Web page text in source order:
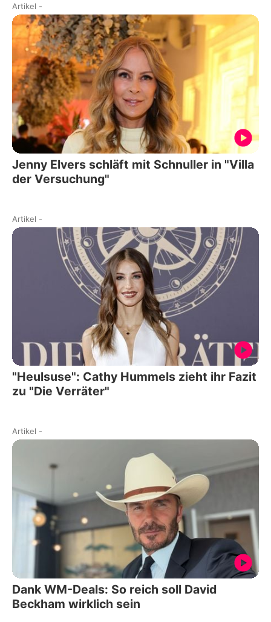
Artikel -
Jenny Elvers schläft mit Schnuller in "Villa
der Versuchung"
Artikel -
"Heulsuse": Cathy Hummels zieht ihr Fazit
zu "Die Verräter"
Artikel -
Dank WM-Deals: So reich soll David
Beckham wirklich sein